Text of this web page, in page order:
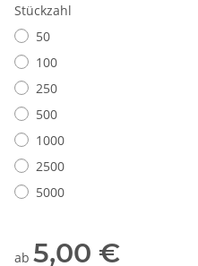
Stückzahl
50
100
250
500
1000
2500
5000
ab 5,00 €